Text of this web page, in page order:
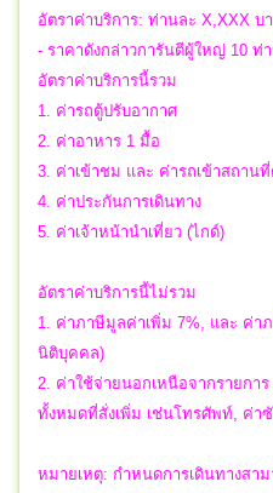
อัตราค่าบริการ: ท่านละ X,XXX บ
- ราคาดังกล่าวการันตีผู้ใหญ่ 10 ท่
อัตราค่าบริการนี้รวม
1. ค่ารถตู้ปรับอากาศ
2. ค่าอาหาร 1 มื้อ
3. ค่าเข้าชม และ ค่ารถเข้าสถาน
4. ค่าประกันการเดินทาง
5. ค่าเจ้าหน้านำเที่ยว (ไกด์)
อัตราค่าบริการนี้ไม่รวม
1. ค่าภาษีมูลค่าเพิ่ม 7%, และ ค่
นิติบุคคล)
2. ค่าใช้จ่ายนอกเหนือจากรายกา
ทั้งหมดที่สั่งเพิ่ม เช่นโทรศัพท์, ค่า
หมายเหตุ: กำหนดการเดินทางสา